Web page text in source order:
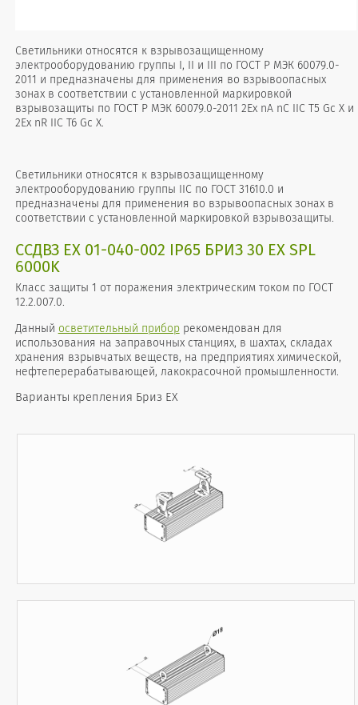
Светильники относятся к взрывозащищенному
электрооборудованию группы I, II и III по ГОСТ Р МЭК 60079.0-
2011 и предназначены для применения во взрывоопасных
зонах в соответствии с установленной маркировкой
взрывозащиты по ГОСТ Р МЭК 60079.0-2011 2Ех nA nC IIC T5 Gc X и
2Ex nR IIC T6 Gc X.
Светильники относятся к взрывозащищенному
электрооборудованию группы IIС по ГОСТ 31610.0 и
предназначены для применения во взрывоопасных зонах в
соответствии с установленной маркировкой взрывозащиты.
ССДВЗ ЕХ 01-040-002 IP65 БРИЗ 30 ЕХ SPL
6000K
Класс защиты 1 от поражения электрическим током по ГОСТ
12.2.007.0.
Данный осветительный приборрекомендован для
использования на заправочных станциях, в шахтах, складах
хранения взрывчатых веществ, на предприятиях химической,
нефтеперерабатывающей, лакокрасочной промышленности.
Варианты крепления Бриз EX